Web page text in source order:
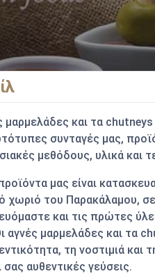
μαρμελάδες και τα chutneys
συνταγές μας,
μεθόδους, υλικά και
μας είναι
χωριό του Παρακάλαμου,
και τις πρώτες
αγνές μαρμελάδες και τα
τη νοστιμιά και
σας αυθεντικές γεύσεις.